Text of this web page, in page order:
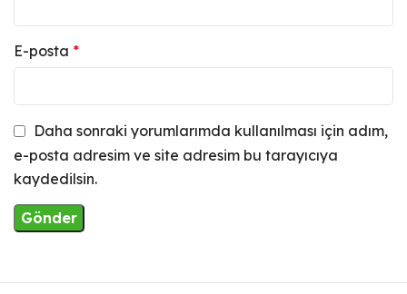
E-posta *
Daha sonraki yorumlarımda kullanılması için adım,
e-posta adresim ve site adresim bu tarayıcıya
kaydedilsin.